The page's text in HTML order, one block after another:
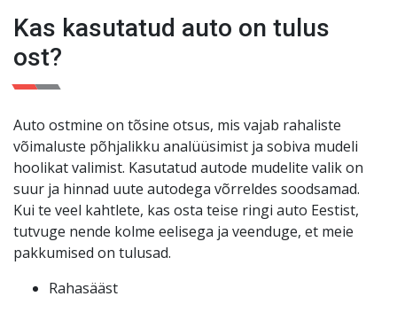
esikohal!
Kas kasutatud auto on tulus
ost?
Auto ostmine on tõsine otsus, mis vajab rahaliste
võimaluste põhjalikku analüüsimist ja sobiva mudeli
hoolikat valimist. Kasutatud autode mudelite valik on
suur ja hinnad uute autodega võrreldes soodsamad.
Kui te veel kahtlete, kas osta teise ringi auto Eestist,
tutvuge nende kolme eelisega ja veenduge, et meie
pakkumised on tulusad.
Rahasääst